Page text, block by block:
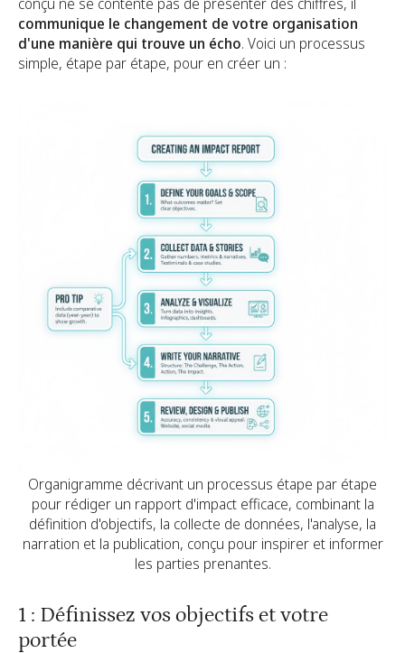
communique le changement de votre organisation
d'une manière qui trouve un écho. Voici un processus
simple, étape par étape, pour en créer un :
Organigramme décrivant un processus étape par étape
pour rédiger un rapport d'impact efficace, combinant la
définition d'objectifs, la collecte de données, l'analyse, la
narration et la publication, conçu pour inspirer et informer
les parties prenantes.
1 : Définissez vos objectifs et votre
portée